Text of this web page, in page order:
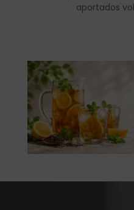
aportados